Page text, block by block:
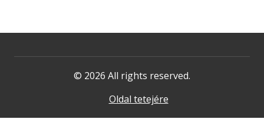
© 2026 All rights reserved.
Oldal tetejére